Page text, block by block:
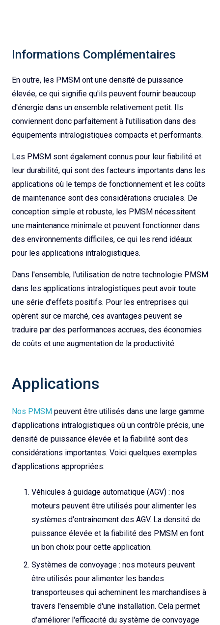
Informations Complémentaires
En outre, les PMSM ont une densité de puissance
élevée, ce qui signifie qu'ils peuvent fournir beaucoup
d'énergie dans un ensemble relativement petit. Ils
conviennent donc parfaitement à l'utilisation dans des
équipements intralogistiques compacts et performants.
Les PMSM sont également connus pour leur fiabilité et
leur durabilité, qui sont des facteurs importants dans les
applications où le temps de fonctionnement et les coûts
de maintenance sont des considérations cruciales. De
conception simple et robuste, les PMSM nécessitent
une maintenance minimale et peuvent fonctionner dans
des environnements difficiles, ce qui les rend idéaux
pour les applications intralogistiques.
Dans l'ensemble, l'utilisation de notre technologie PMSM
dans les applications intralogistiques peut avoir toute
une série d'effets positifs. Pour les entreprises qui
opèrent sur ce marché, ces avantages peuvent se
traduire par des performances accrues, des économies
de coûts et une augmentation de la productivité.
Applications
Nos PMSM peuvent être utilisés dans une large gamme
d'applications intralogistiques où un contrôle précis, une
densité de puissance élevée et la fiabilité sont des
considérations importantes. Voici quelques exemples
d'applications appropriées:
Véhicules à guidage automatique (AGV) : nos
moteurs peuvent être utilisés pour alimenter les
systèmes d'entraînement des AGV. La densité de
puissance élevée et la fiabilité des PMSM en font
un bon choix pour cette application.
Systèmes de convoyage : nos moteurs peuvent
être utilisés pour alimenter les bandes
transporteuses qui acheminent les marchandises à
travers l'ensemble d'une installation. Cela permet
d'améliorer l'efficacité du système de convoyage